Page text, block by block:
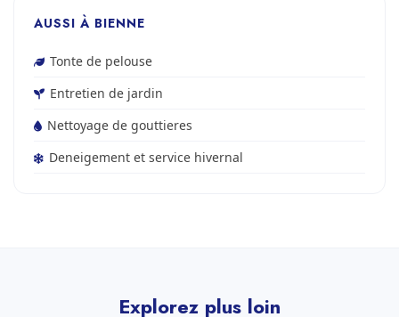
AUSSI À BIENNE
Tonte de pelouse
Entretien de jardin
Nettoyage de gouttieres
Deneigement et service hivernal
Explorez plus loin